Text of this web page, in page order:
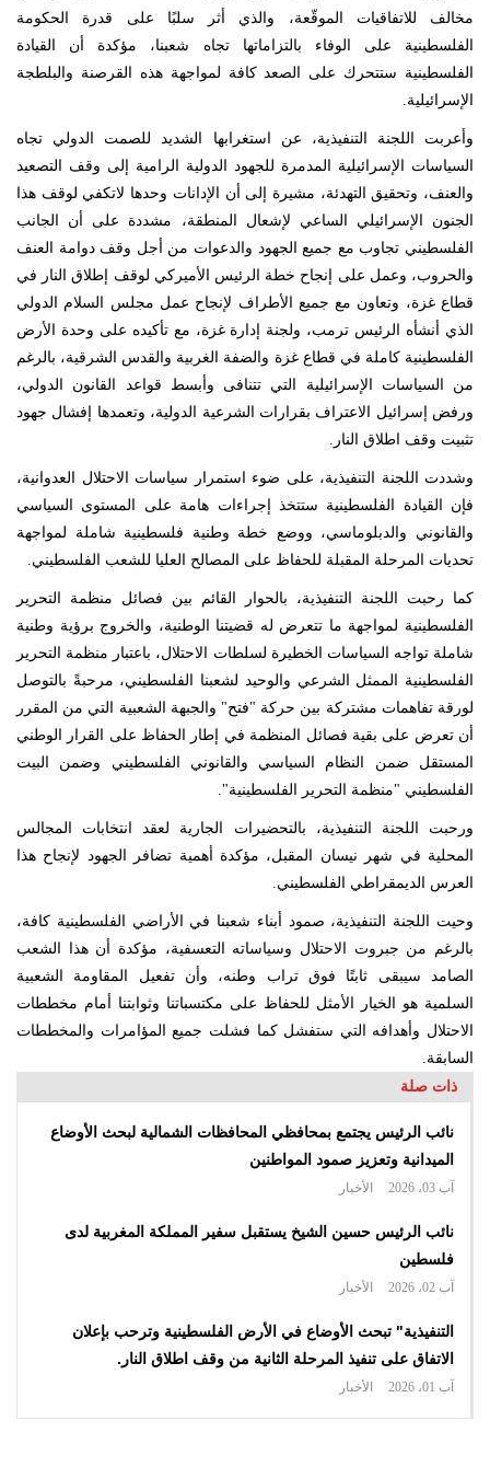
مخالف للاتفاقيات الموقّعة، والذي أثر سلبًا على قدرة الحكومة
الفلسطينية على الوفاء بالتزاماتها تجاه شعبنا، مؤكدة أن القيادة
الفلسطينية ستتحرك على الصعد كافة لمواجهة هذه القرصنة والبلطجة
الإسرائيلية.
وأعربت اللجنة التنفيذية، عن استغرابها الشديد للصمت الدولي تجاه
السياسات الإسرائيلية المدمرة للجهود الدولية الرامية إلى وقف التصعيد
والعنف، وتحقيق التهدئة، مشيرة إلى أن الإدانات وحدها لاتكفي لوقف هذا
الجنون الإسرائيلي الساعي لإشعال المنطقة، مشددة على أن الجانب
الفلسطيني تجاوب مع جميع الجهود والدعوات من أجل وقف دوامة العنف
والحروب، وعمل على إنجاح خطة الرئيس الأميركي لوقف إطلاق النار في
قطاع غزة، وتعاون مع جميع الأطراف لإنجاح عمل مجلس السلام الدولي
الذي أنشأه الرئيس ترمب، ولجنة إدارة غزة، مع تأكيده على وحدة الأرض
الفلسطينية كاملة في قطاع غزة والضفة الغربية والقدس الشرقية، بالرغم
من السياسات الإسرائيلية التي تتنافى وأبسط قواعد القانون الدولي،
ورفض إسرائيل الاعتراف بقرارات الشرعية الدولية، وتعمدها إفشال جهود
تثبيت وقف اطلاق النار.
وشددت اللجنة التنفيذية، على ضوء استمرار سياسات الاحتلال العدوانية،
فإن القيادة الفلسطينية ستتخذ إجراءات هامة على المستوى السياسي
والقانوني والدبلوماسي، ووضع خطة وطنية فلسطينية شاملة لمواجهة
تحديات المرحلة المقبلة للحفاظ على المصالح العليا للشعب الفلسطيني.
كما رحبت اللجنة التنفيذية، بالحوار القائم بين فصائل منظمة التحرير
الفلسطينية لمواجهة ما تتعرض له قضيتنا الوطنية، والخروج برؤية وطنية
شاملة تواجه السياسات الخطيرة لسلطات الاحتلال، باعتبار منظمة التحرير
الفلسطينية الممثل الشرعي والوحيد لشعبنا الفلسطيني، مرحبةً بالتوصل
لورقة تفاهمات مشتركة بين حركة "فتح" والجبهة الشعبية التي من المقرر
أن تعرض على بقية فصائل المنظمة في إطار الحفاظ على القرار الوطني
المستقل ضمن النظام السياسي والقانوني الفلسطيني وضمن البيت
الفلسطيني "منظمة التحرير الفلسطينية".
ورحبت اللجنة التنفيذية، بالتحضيرات الجارية لعقد انتخابات المجالس
المحلية في شهر نيسان المقبل، مؤكدة أهمية تضافر الجهود لإنجاح هذا
العرس الديمقراطي الفلسطيني.
وحيت اللجنة التنفيذية، صمود أبناء شعبنا في الأراضي الفلسطينية كافة،
بالرغم من جبروت الاحتلال وسياساته التعسفية، مؤكدة أن هذا الشعب
الصامد سيبقى ثابتًا فوق تراب وطنه، وأن تفعيل المقاومة الشعبية
السلمية هو الخيار الأمثل للحفاظ على مكتسباتنا وثوابتنا أمام مخططات
الاحتلال وأهدافه التي ستفشل كما فشلت جميع المؤامرات والمخططات
السابقة.
ذات صلة
نائب الرئيس يجتمع بمحافظي المحافظات الشمالية لبحث الأوضاع
الميدانية وتعزيز صمود المواطنين
آب 03، 2026 الأخبار
نائب الرئيس حسين الشيخ يستقبل سفير المملكة المغربية لدى
فلسطين
آب 02، 2026 الأخبار
التنفيذية" تبحث الأوضاع في الأرض الفلسطينية وترحب بإعلان
الاتفاق على تنفيذ المرحلة الثانية من وقف اطلاق النار.
آب 01، 2026 الأخبار